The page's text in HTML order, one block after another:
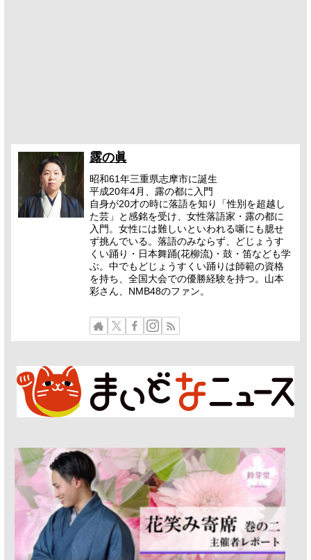
露の眞
昭和61年三重県志摩市に誕生
平成20年4月、露の都に入門
自身が20才の時に落語を知り「性別を超越し
た芸」と感銘を受け、女性落語家・露の都に
入門。女性には難しいといわれる噺にも臆せ
ず挑んでいる。落語のみならず、どじょうす
くい踊り・日本舞踊(花柳流)・鼓・笛なども学
ぶ。中でもどじょうすくい踊りは師範の資格
を持ち、全国大会での優勝経験を持つ。山本
彩さん、NMB48のファン。